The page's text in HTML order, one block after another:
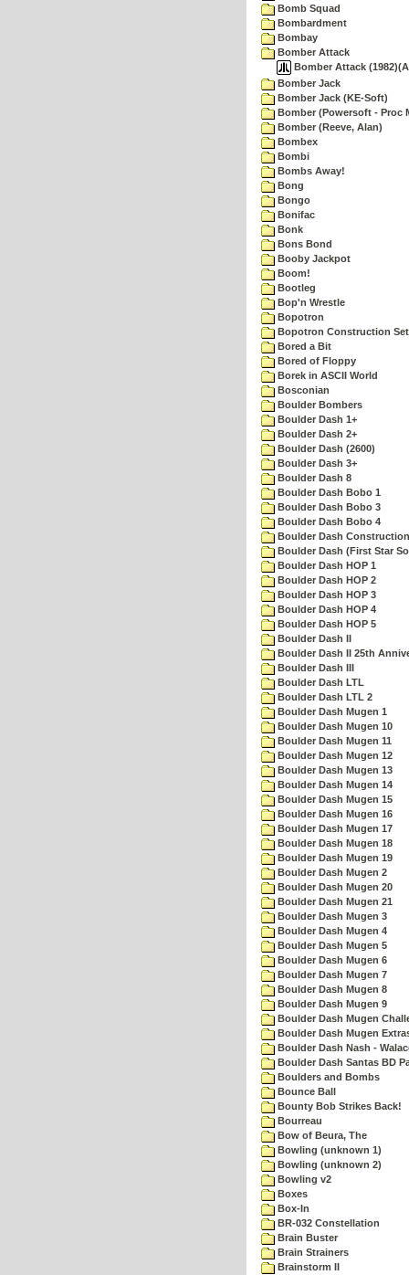
Bomb Squad
Bombardment
Bombay
Bomber Attack
Bomber Attack
Bomber Jack
Bomber Jack (KE-Soft)
Bomber (Powersoft - Proc
Bomber (Reeve, Alan)
Bombex
Bombi
Bombs Away!
Bong
Bongo
Bonifac
Bonk
Bons Bond
Booby Jackpot
Boom!
Bootleg
Bop'n Wrestle
Bopotron
Bopotron Construction Set
Bored a Bit
Bored of Floppy
Borek in ASCII World
Bosconian
Boulder Bombers
Boulder Dash 1+
Boulder Dash 2+
Boulder Dash (2600)
Boulder Dash 3+
Boulder Dash 8
Boulder Dash Bobo 1
Boulder Dash Bobo 3
Boulder Dash Bobo 4
Boulder Dash
Boulder Dash (First Star
Boulder Dash HOP 1
Boulder Dash HOP 2
Boulder Dash HOP 3
Boulder Dash HOP 4
Boulder Dash HOP 5
Boulder Dash II
Boulder Dash II 25th
Boulder Dash III
Boulder Dash LTL
Boulder Dash LTL 2
Boulder Dash Mugen 1
Boulder Dash Mugen 10
Boulder Dash Mugen 11
Boulder Dash Mugen 12
Boulder Dash Mugen 13
Boulder Dash Mugen 14
Boulder Dash Mugen 15
Boulder Dash Mugen 16
Boulder Dash Mugen 17
Boulder Dash Mugen 18
Boulder Dash Mugen 19
Boulder Dash Mugen 2
Boulder Dash Mugen 20
Boulder Dash Mugen 21
Boulder Dash Mugen 3
Boulder Dash Mugen 4
Boulder Dash Mugen 5
Boulder Dash Mugen 6
Boulder Dash Mugen 7
Boulder Dash Mugen 8
Boulder Dash Mugen 9
Boulder Dash Mugen
Boulder Dash Mugen
Boulder Dash Nash -
Boulder Dash Santas BD
Boulders and Bombs
Bounce Ball
Bounty Bob Strikes Back!
Bourreau
Bow of Beura, The
Bowling (unknown 1)
Bowling (unknown 2)
Bowling v2
Boxes
Box-In
BR-032 Constellation
Brain Buster
Brain Strainers
Brainstorm II